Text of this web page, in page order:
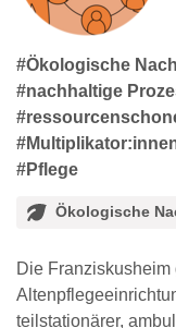
#Ökologische
#nachhaltige
#Pflege
Ökologische
Die Franziskusheim
teilstationärer,